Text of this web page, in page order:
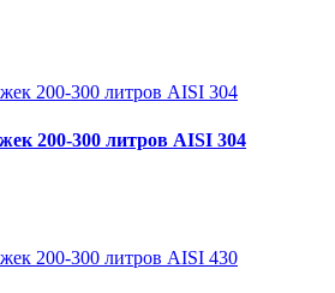
200-300 литров AISI 304